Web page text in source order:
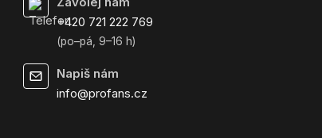
+420 721 222 769
(po–pá, 9–16 h)
Napiš nám
info@profans.cz